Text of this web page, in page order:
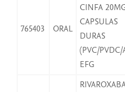
765403 ORAL
CINFA
CAPSULAS
DURAS
(PVC/PVDC/
EFG